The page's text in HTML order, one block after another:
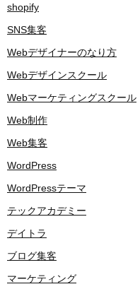
shopify
SNS集客
Webデザイナーのなり方
Webデザインスクール
Webマーケティングスクール
Web制作
Web集客
WordPress
WordPressテーマ
テックアカデミー
デイトラ
ブログ集客
マーケティング